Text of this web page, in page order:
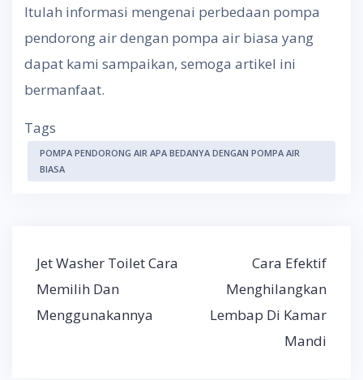
Itulah informasi mengenai perbedaan pompa
pendorong air dengan pompa air biasa yang
dapat kami sampaikan, semoga artikel ini
bermanfaat.
Tags
POMPA PENDORONG AIR APA BEDANYA DENGAN POMPA AIR
BIASA
Post
navigation
Jet Washer Toilet Cara
Memilih Dan
Menggunakannya
Cara Efektif
Menghilangkan
Lembap Di Kamar
Mandi